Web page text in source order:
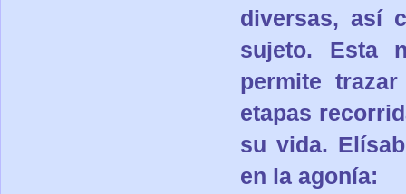
diversas, así
sujeto. Esta
permite
etapas
su vida.
en la agonía: